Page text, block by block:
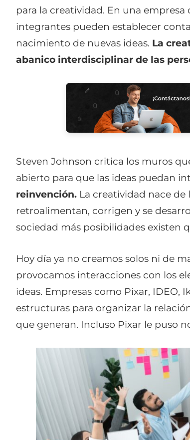
para la creatividad. En una
integrantes pueden establecer
nacimiento de nuevas ideas. La
abanico interdisciplinar de las
Steven Johnson critica los muros
abierto para que las ideas puedan
reinvención. La creatividad nace
retroalimentan, corrigen y se
sociedad más posibilidades existen
Hoy día ya no creamos solos ni de
provocamos interacciones con los
ideas. Empresas como Pixar, IDEO,
estructuras para organizar la
que generan. Incluso Pixar le puso